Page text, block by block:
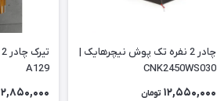
چادر 2 نفره تک پوش نیچرهایک |
CNK2450WS030
12,550,000 تومان
A129
2,850,000